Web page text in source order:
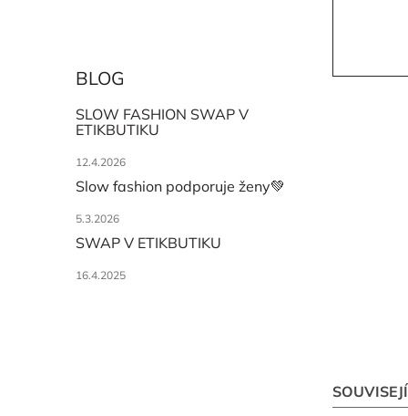
BLOG
SLOW FASHION SWAP V
ETIKBUTIKU
12.4.2026
Slow fashion podporuje ženy💚
5.3.2026
SWAP V ETIKBUTIKU
16.4.2025